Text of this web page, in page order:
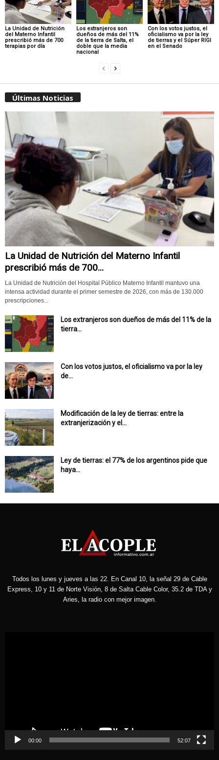
La Unidad de Nutrición
del Materno Infantil
prescribió más de 700
terapias por día
Los extranjeros son
dueños de más del 11%
de la tierra de Salta, el
doble que la media
nacional
Con los votos justos, el
oficialismo va por la ley
de tierras y el Súper RIGI
en el Senado
Últimas Noticias
La Unidad de Nutrición del Materno Infantil
prescribió más de 700...
La Unidad de Nutrición del Hospital Público Materno Infantil mantuvo una
intensa actividad durante el primer semestre de 2026, con más de 130.000
prescripciones...
Los extranjeros son dueños de más del 11% de la
tierra...
Con los votos justos, el oficialismo va por la ley
de...
Modificación de la ley de tierras: entre la
extranjerización y el...
Ley de tierras: el 77% de los argentinos pide que
haya...
Todos los lunes y jueves a las 22. En Canal 10, la señal 29 de Cable
Express, 10 y 11 de Norte Visión, 8 de Salta Cable Color, 35.2 de TDA y
Aries, la radio con mejor imagen.
00:00 52:07